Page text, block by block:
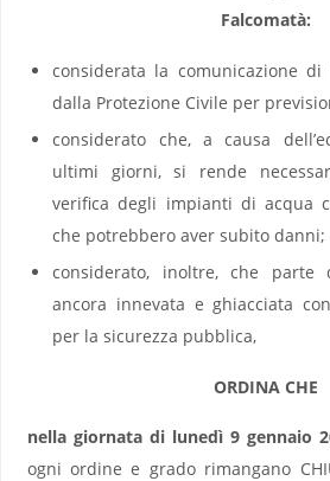
Falcomatà:
considerata la comunicazione
dalla Protezione Civile per
considerato che, a causa
ultimi giorni, si rende
verifica degli impianti di acqua
che potrebbero aver subito danni;
considerato, inoltre, che parte
ancora innevata e ghiacciata
per la sicurezza pubblica,
ORDINA CHE
nella giornata di lunedì 9 gennaio
ogni ordine e grado rimangano